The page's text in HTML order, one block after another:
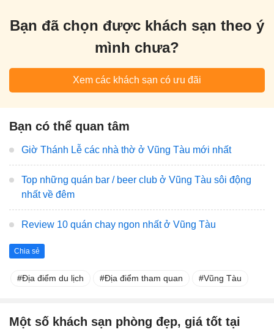
Bạn đã chọn được khách sạn theo ý
mình chưa?
Xem các khách sạn có ưu đãi
Bạn có thể quan tâm
Giờ Thánh Lễ các nhà thờ ở Vũng Tàu mới nhất
Top những quán bar / beer club ở Vũng Tàu sôi động
nhất về đêm
Review 10 quán chay ngon nhất ở Vũng Tàu
Chia sẻ
Địa điểm du lịch Địa điểm tham quan Vũng Tàu
Một số khách sạn phòng đẹp, giá tốt tại